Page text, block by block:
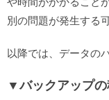
別の問題が発生する
以降では、データの
▼バックアップ